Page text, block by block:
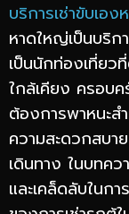
บริการเช่าขับเอ
หาดใหญ่เป็นบริก
เป็นนักท่องเที่ยว
ใกล้เคียง ครอบ
ต้องการพาหนะ
ความสะดวกสบา
เดินทาง ในบทค
และเคล็ดลับในก